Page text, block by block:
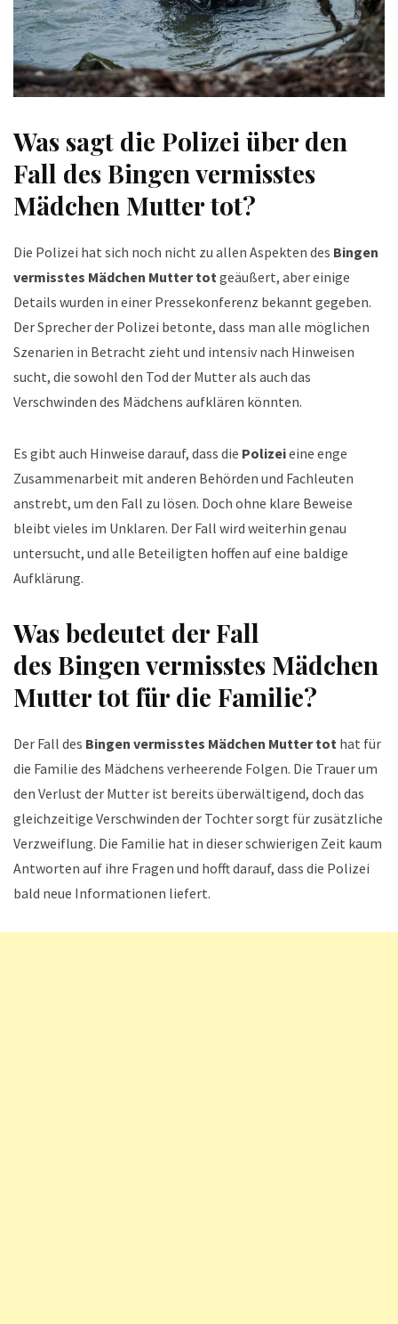
Was sagt die Polizei über den
Fall des Bingen vermisstes
Mädchen Mutter tot?
Die Polizei hat sich noch nicht zu allen Aspekten des Bingen
vermisstes Mädchen Mutter tot geäußert, aber einige
Details wurden in einer Pressekonferenz bekannt gegeben.
Der Sprecher der Polizei betonte, dass man alle möglichen
Szenarien in Betracht zieht und intensiv nach Hinweisen
sucht, die sowohl den Tod der Mutter als auch das
Verschwinden des Mädchens aufklären könnten.
Es gibt auch Hinweise darauf, dass die Polizeieine enge
Zusammenarbeit mit anderen Behörden und Fachleuten
anstrebt, um den Fall zu lösen. Doch ohne klare Beweise
bleibt vieles im Unklaren. Der Fall wird weiterhin genau
untersucht, und alle Beteiligten hoffen auf eine baldige
Aufklärung.
Was bedeutet der Fall
des Bingen vermisstes Mädchen
Mutter totfür die Familie?
Der Fall des Bingen vermisstes Mädchen Mutter tot hat für
die Familie des Mädchens verheerende Folgen. Die Trauer um
den Verlust der Mutter ist bereits überwältigend, doch das
gleichzeitige Verschwinden der Tochter sorgt für zusätzliche
Verzweiflung. Die Familie hat in dieser schwierigen Zeit kaum
Antworten auf ihre Fragen und hofft darauf, dass die Polizei
bald neue Informationen liefert.